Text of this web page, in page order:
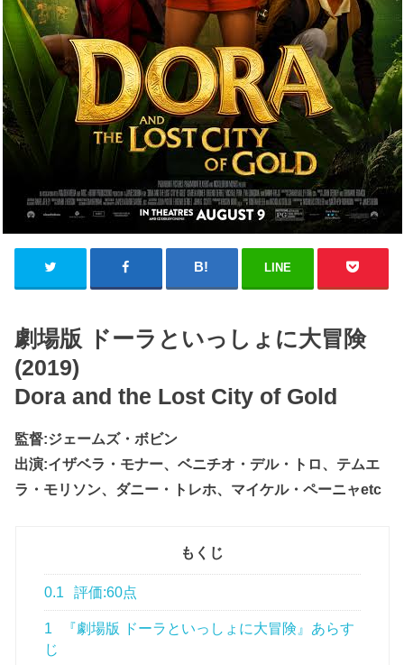
LINE
劇場版 ドーラといっしょに大冒険
(2019)
Dora and the Lost City of Gold
監督:ジェームズ・ボビン
出演:イザベラ・モナー、ベニチオ・デル・トロ、テムエ
ラ・モリソン、ダニー・トレホ、マイケル・ペーニャetc
もくじ
0.1 評価:60点
1
『劇場版 ドーラといっしょに大冒険』あらす
じ